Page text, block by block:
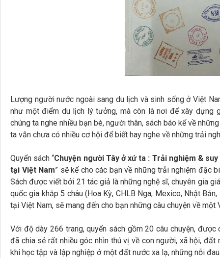
Lượng người nước ngoài sang du lịch và sinh sống ở Việt
như một điểm du lịch lý tưởng, mà còn là nơi để xây dựng
chúng ta nghe nhiều bạn bè, người thân, sách báo kể về
ta vẫn chưa có nhiều cơ hội để biết hay nghe về những trải
Quyển sách “Chuyện người Tây ở xứ ta : Trải nghiệm &
tại Việt Nam” sẽ kể cho các bạn về những trải nghiệm đặc
Sách được viết bởi 21 tác giả là những nghệ sĩ, chuyên gia
quốc gia khắp 5 châu (Hoa Kỳ, CHLB Nga, Mexico, Nhật
tại Việt Nam, sẽ mang đến cho bạn những câu chuyện về một
Với độ dày 266 trang, quyển sách gồm 20 câu chuyện,
đã chia sẻ rất nhiều góc nhìn thú vị về con người, xã hội,
khi học tập và lập nghiệp ở một đất nước xa lạ, những nỗi